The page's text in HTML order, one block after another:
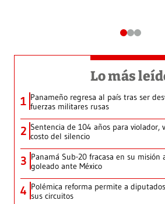
Lo más
1 Panameño regresa al país tras ser
fuerzas militares rusas
2 Sentencia de 104 años para violador,
costo del silencio
3 Panamá Sub-20 fracasa en su misión
goleado ante México
4 Polémica reforma permite a
sus circuitos